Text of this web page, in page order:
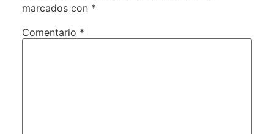
marcados con *
Comentario *